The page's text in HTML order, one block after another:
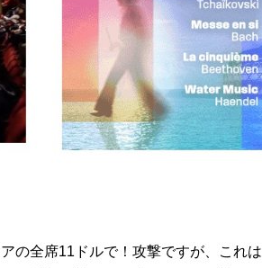
の全席11ドルで！攻撃ですが、これは